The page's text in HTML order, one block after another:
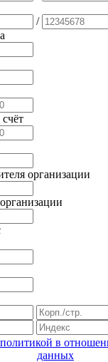
/
организации
политикой в
данных